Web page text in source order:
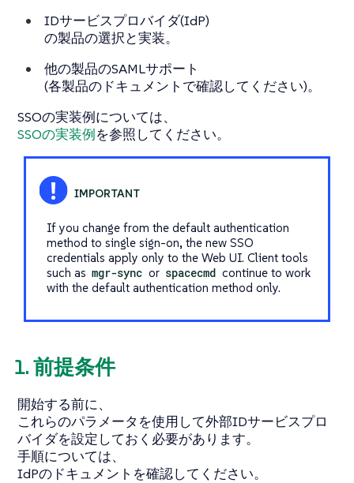
IDサービスプロバイダ(IdP)
の製品の選択と実装。
他の製品のSAMLサポート
(各製品のドキュメントで確認してください)。
SSOの実装例については、
SSOの実装例を参照してください。
If you change from the default authentication
method to single sign-on, the new SSO
credentials apply only to the Web UI. Client tools
such as mgr-sync or spacecmd continue to work
with the default authentication method only.
1. 前提条件
開始する前に、
これらのパラメータを使用して外部IDサービスプロ
バイダを設定しておく必要があります。
手順については、
IdPのドキュメントを確認してください。